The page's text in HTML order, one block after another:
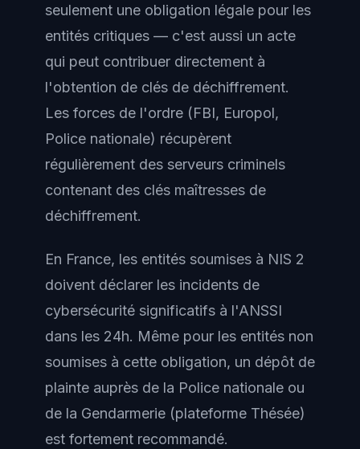
seulement une obligation légale pour les
entités critiques — c'est aussi un acte
qui peut contribuer directement à
l'obtention de clés de déchiffrement.
Les forces de l'ordre (FBI, Europol,
Police nationale) récupèrent
régulièrement des serveurs criminels
contenant des clés maîtresses de
déchiffrement.
En France, les entités soumises à NIS 2
doivent déclarer les incidents de
cybersécurité significatifs à l'ANSSI
dans les 24h. Même pour les entités non
soumises à cette obligation, un dépôt de
plainte auprès de la Police nationale ou
de la Gendarmerie (plateforme Thésée)
est fortement recommandé.